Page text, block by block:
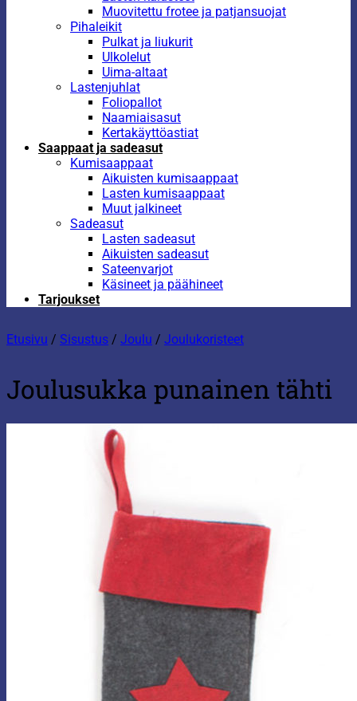
Muovitettu frotee ja patjansuojat
Pihaleikit
Pulkat ja liukurit
Ulkolelut
Uima-altaat
Lastenjuhlat
Foliopallot
Naamiaisasut
Kertakäyttöastiat
Saappaat ja sadeasut
Kumisaappaat
Aikuisten kumisaappaat
Lasten kumisaappaat
Muut jalkineet
Sadeasut
Lasten sadeasut
Aikuisten sadeasut
Sateenvarjot
Käsineet ja päähineet
Tarjoukset
Etusivu / Sisustus / Joulu / Joulukoristeet
Joulusukka punainen tähti